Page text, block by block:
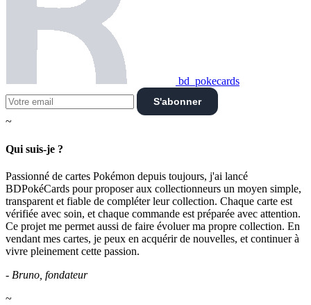
bd_pokecards
S'abonner
~
Qui suis-je ?
Passionné de cartes Pokémon depuis toujours, j'ai lancé
BDPokéCards pour proposer aux collectionneurs un moyen simple,
transparent et fiable de compléter leur collection. Chaque carte est
vérifiée avec soin, et chaque commande est préparée avec attention.
Ce projet me permet aussi de faire évoluer ma propre collection. En
vendant mes cartes, je peux en acquérir de nouvelles, et continuer à
vivre pleinement cette passion.
- Bruno, fondateur
~